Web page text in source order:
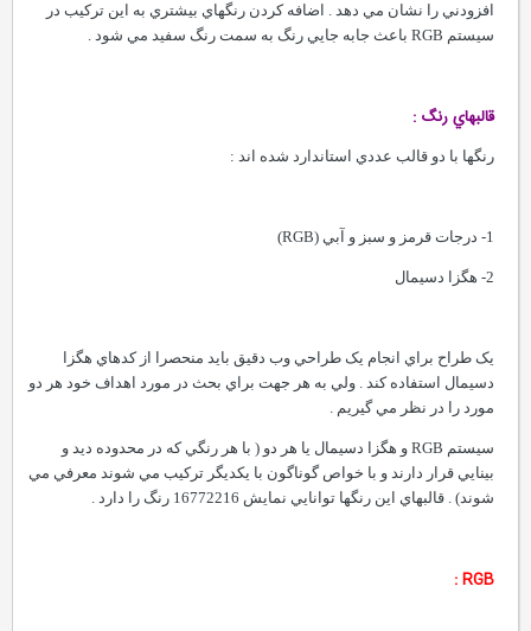
افزودني را نشان مي دهد . اضافه کردن رنگهاي بيشتري به اين ترکيب در
سيستم RGB باعث جابه جايي رنگ به سمت رنگ سفيد مي شود .
قالبهاي رنگ :
رنگها با دو قالب عددي استاندارد شده اند :
يک طراح براي انجام يک طراحي وب دقيق بايد منحصرا از کدهاي هگزا
دسيمال استفاده کند . ولي به هر جهت براي بحث در مورد اهداف خود هر دو
مورد را در نظر مي گيريم .
سيستم RGB و هگزا دسيمال يا هر دو ( با هر رنگي که در محدوده ديد و
بينايي قرار دارند و با خواص گوناگون با يکديگر ترکيب مي شوند معرفي مي
شوند) . قالبهاي اين رنگها توانايي نمايش 16772216 رنگ را دارد .
RGB :